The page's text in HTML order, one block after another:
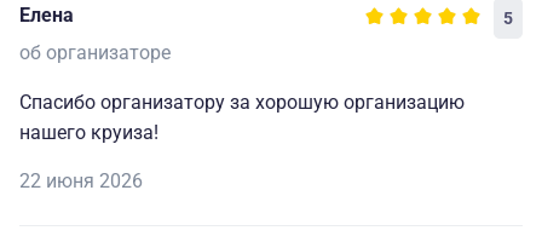
капитану и всему составу за прекрасно
организованный отдых.🥰
Елена 5
об организаторе
Спасибо организатору за хорошую организацию
нашего круиза!
22 июня 2026